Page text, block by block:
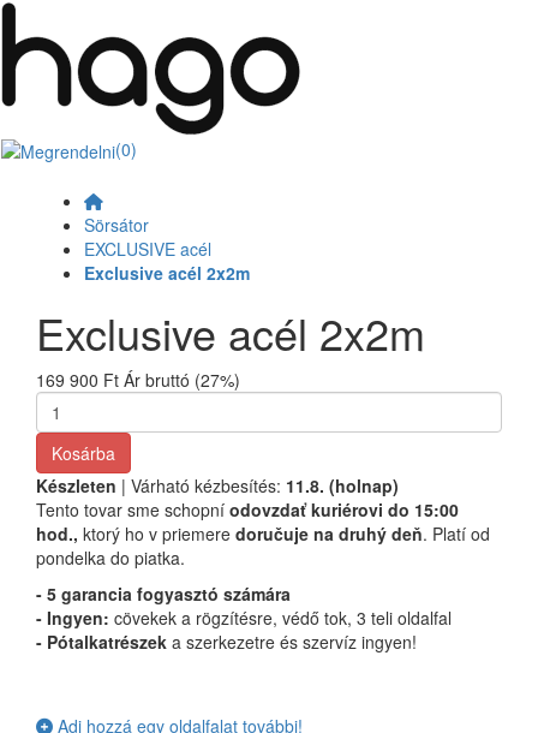
(0)
Sörsátor
EXCLUSIVE acél
Exclusive acél 2x2m
Exclusive acél 2x2m
169 900 Ft Ár bruttó (27%)
Kosárba
Készleten | Várható kézbesítés: 11.8. (holnap)
Tento tovar sme schopní odovzdať kuriérovi do 15:00
hod., ktorý ho v priemere doručuje na druhý deň. Platí od
pondelka do piatka.
- 5 garancia fogyasztó számára
- Ingyen: cövekek a rögzítésre, védő tok, 3 teli oldalfal
- Pótalkatrészek a szerkezetre és szervíz ingyen!
Adj hozzá egy oldalfalat további!